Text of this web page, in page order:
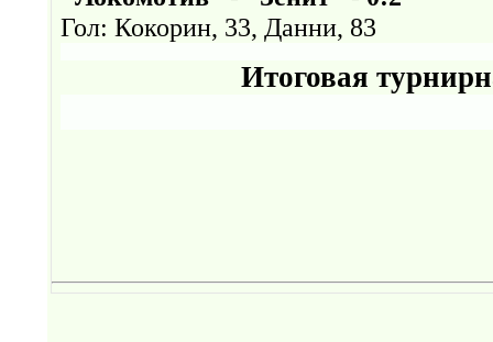
Гол: Кокорин, 33, Данни, 83
Итоговая